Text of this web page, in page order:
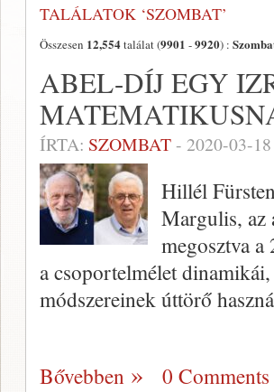
TALÁLATOK ‘SZOMBAT’
Összesen 12,554találat (9901 -9920) :
ABEL-DÍJ EGY
ÍRTA: SZOMBAT- 2020-03-18
Hillél
Margulis, az
megosztva
a csoportelmélet
módszereinek úttörő
Bővebben 0 Comments